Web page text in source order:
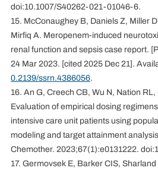
doi:10.1007/S40262-021-01046-6.
15. McConaughey B, Daniels Z, Miller
Mirfiq A. Meropenem-induced
renal function and sepsis case report.
24 Mar 2023. [cited 2025 Dec 21].
0.2139/ssrn.4386056.
16. An G, Creech CB, Wu N, Nation
Evaluation of empirical dosing
intensive care unit patients using
modeling and target attainment
Chemother. 2023;67(1):e0131222.
17. Germovsek E, Barker CIS,